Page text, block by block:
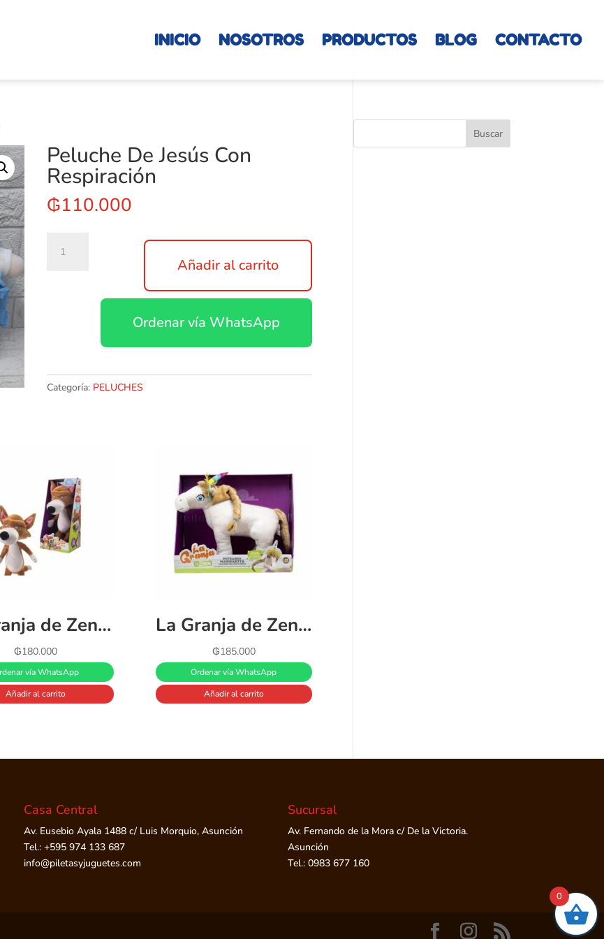
INICIO NOSOTROS PRODUCTOS BLOG CONTACTO
Peluche De Jesús Con
Respiración
₲110.000
Añadir al carrito
Ordenar vía WhatsApp
Categoría: PELUCHES
La granja de Zenon – Lobo Beto – Peluche 23 cm
₲180.000
vía WhatsApp
Añadir al carrito
La Granja de Zenón Peluche Musical Potranca Margarita
₲185.000
Ordenar vía WhatsApp
Añadir al carrito
Casa Central
Av. Eusebio Ayala 1488 c/ Luis Morquio, Asunción
Tel.: +595 974 133 687
info@piletasyjuguetes.com
Sucursal
Av. Fernando de la Mora c/ De la Victoria.
Asunción
Tel.: 0983 677 160
0